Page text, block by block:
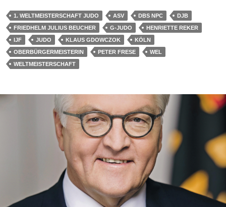
1. WELTMEISTERSCHAFT JUDO ASV DBS NPC
DJB
FRIEDHELM JULIUS BEUCHER
G-JUDO
HENRIETTE REKER
IJF
JUDO KLAUS GDOWCZOK
KÖLN
OBERBÜRGERMEISTERIN
PETER FRESE
WEL
WELTMEISTERSCHAFT